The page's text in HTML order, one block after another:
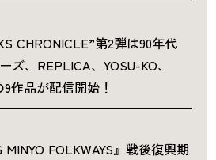
CHRONICLE”第2弾は90年代
、REPLICA、YOSU-KO、
作品が配信開始！
FOLKWAYS』戦後復興期